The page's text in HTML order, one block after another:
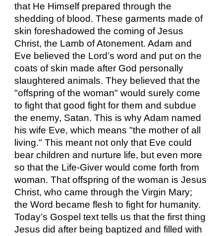
that He Himself prepared through the
shedding of blood. These garments made of
skin foreshadowed the coming of Jesus
Christ, the Lamb of Atonement. Adam and
Eve believed the Lord’s word and put on the
coats of skin made after God personally
slaughtered animals. They believed that the
"offspring of the woman" would surely come
to fight that good fight for them and subdue
the enemy, Satan. This is why Adam named
his wife Eve, which means "the mother of all
living." This meant not only that Eve could
bear children and nurture life, but even more
so that the Life-Giver would come forth from
woman. That offspring of the woman is Jesus
Christ, who came through the Virgin Mary;
the Word became flesh to fight for humanity.
Today’s Gospel text tells us that the first thing
Jesus did after being baptized and filled with